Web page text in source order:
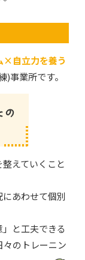
×自立力を養う
事業所です。
えていくこと
あわせて個別
と工夫できる
々のトレーニン